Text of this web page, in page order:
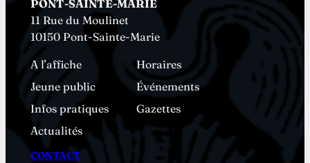
PONT-SAINTE-MARIE
11 Rue du Moulinet
10150 Pont-Sainte-Marie
A l’affiche
Horaires
Jeune public
Événements
Infos pratiques
Gazettes
Actualités
CONTACT